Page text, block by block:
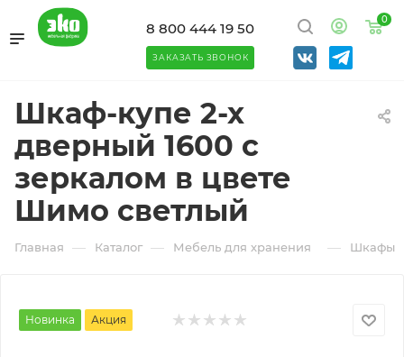
0
8 800 444 19 50
ЗАКАЗАТЬ ЗВОНОК
Шкаф-купе 2-х
дверный 1600 с
зеркалом в цвете
Шимо светлый
Главная — Каталог — Мебель для хранения — Шкафы
Новинка Акция